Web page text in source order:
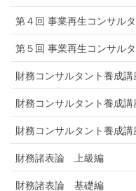
第４回 事業再生コンサル
第５回 事業再生コンサル
財務コンサルタント養成講
財務コンサルタント養成講
財務コンサルタント養成講
財務諸表論 上級編
財務諸表論 基礎編